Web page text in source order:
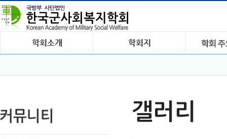
갤러리